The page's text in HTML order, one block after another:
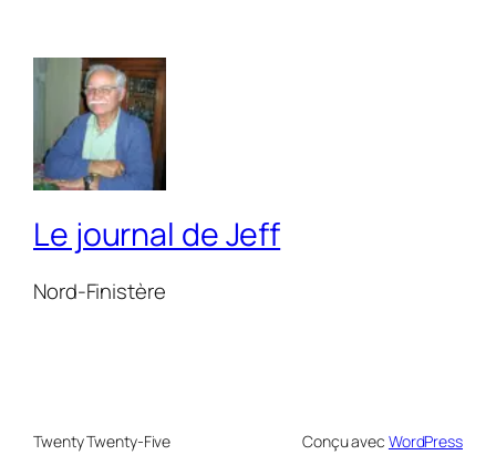
Le journal de Jeff
Nord-Finistère
Twenty Twenty-Five Conçu avec WordPress